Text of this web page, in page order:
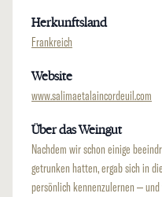
Herkunftsland
Frankreich
Website
www.salimaetalaincordeuil.com
Über das Weingut
Nachdem wir schon einige
getrunken hatten, ergab sich in
persönlich kennenzulernen –